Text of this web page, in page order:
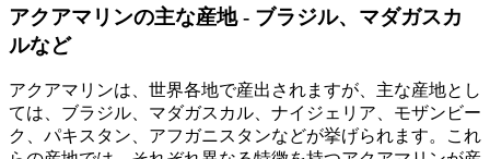
アクアマリンの主な産地 - ブラジル、マダガスカ
ルなど
アクアマリンは、世界各地で産出されますが、主な産地とし
ては、ブラジル、マダガスカル、ナイジェリア、モザンビー
ク、パキスタン、アフガニスタンなどが挙げられます。これ